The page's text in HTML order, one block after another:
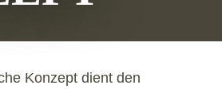
Konzept dient den